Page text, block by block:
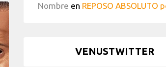
Nombre en REPOSO ABSOLUTO
VENUSTWITTER